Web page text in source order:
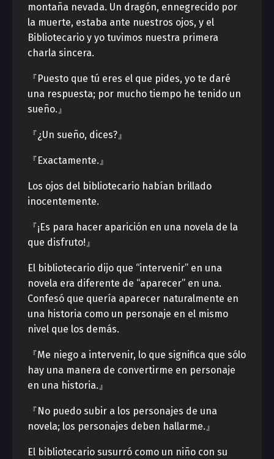
montaña nevada. Un dragón, ennegrecido por
la muerte, estaba ante nuestros ojos, y el
Bibliotecario y yo tuvimos nuestra primera
charla sincera.
『Puesto que tú eres el que pides, yo te daré
una respuesta; por mucho tiempo he tenido un
sueño.』
『¿Un sueño, dices?』
『Exactamente.』
Los ojos del bibliotecario habían brillado
inocentemente.
『¡Es para hacer aparición en una novela de la
que disfruto!』
El bibliotecario dijo que “intervenir” en una
novela era diferente de “aparecer” en una.
Confesó que quería aparecer naturalmente en
una historia como un personaje en el mismo
nivel que los demás.
『Me niego a intervenir, lo que significa que sólo
hay una manera de convertirme en personaje
en una historia.』
『No puedo subir a los personajes de una
novela; los personajes deben hallarme.』
El bibliotecario susurró como un niño con su